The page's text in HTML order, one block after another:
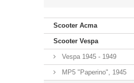
Scooter Acma
Scooter Vespa
Vespa 1945 - 1949
MP5 "Paperino", 1945